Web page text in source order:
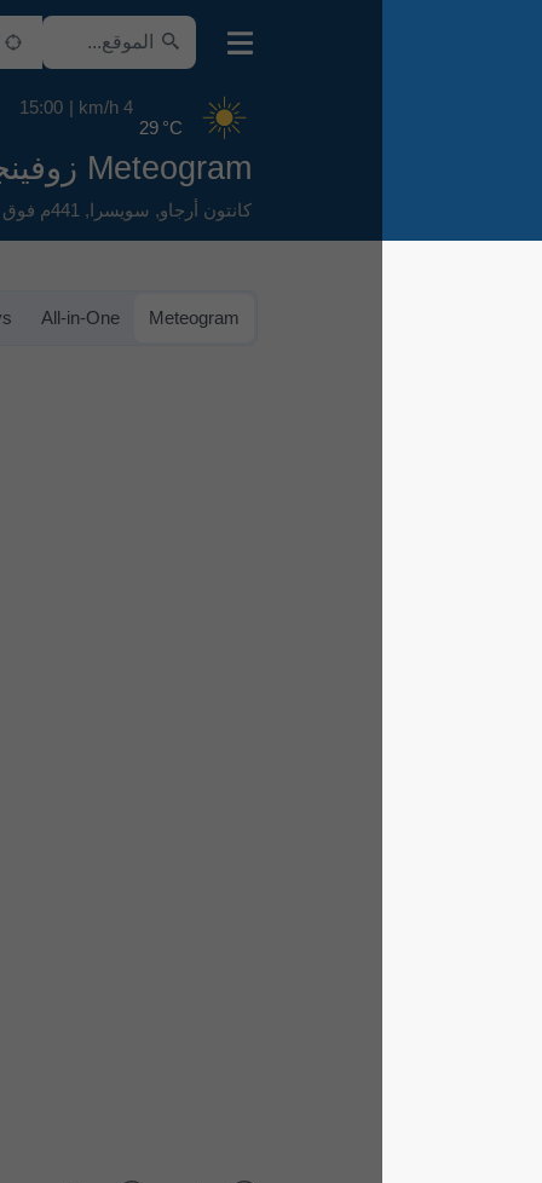
Meteogram زوفينجين
سويسرا,441م فوق سطح البحر
15:00
All-in-One
Meteogram 7-days